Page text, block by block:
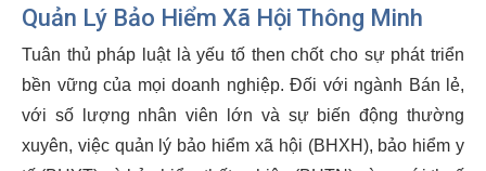
Quản Lý Bảo Hiểm Xã Hội Thông Minh
Tuân thủ pháp luật là yếu tố then chốt cho sự phát triển
bền vững của mọi doanh nghiệp. Đối với ngành Bán lẻ,
với số lượng nhân viên lớn và sự biến động thường
xuyên, việc quản lý bảo hiểm xã hội (BHXH), bảo hiểm y